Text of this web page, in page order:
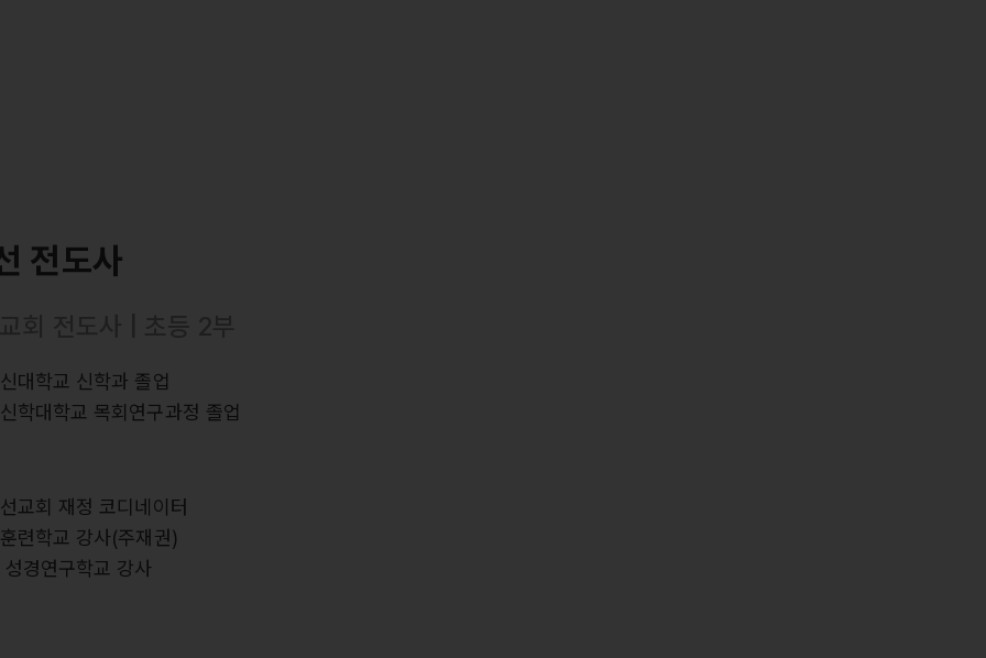
전도사
대학교 신학과 졸업
학대학교 목회연구과정 졸업
교회 재정 코디네이터
련학교 강사(주재권)
경연구학교 강사